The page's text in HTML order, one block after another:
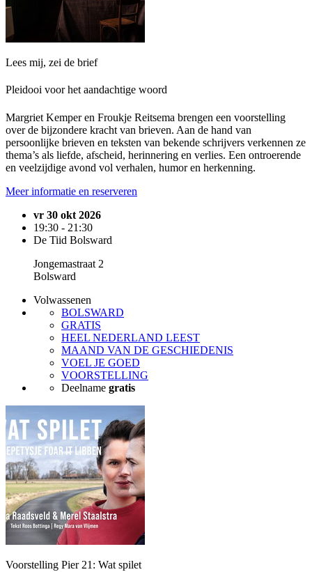
Lees mij, zei de brief
Pleidooi voor het aandachtige woord
Margriet Kemper en Froukje Reitsema brengen een voorstelling
over de bijzondere kracht van brieven. Aan de hand van
persoonlijke brieven en teksten van bekende schrijvers verkennen ze
thema’s als liefde, afscheid, herinnering en verlies. Een ontroerende
en veelzijdige avond vol verhalen, humor en herkenning.
Meer informatie en reserveren
vr 30 okt 2026
19:30 - 21:30
De Tiid Bolsward
Jongemastraat 2
Bolsward
Volwassenen
BOLSWARD
GRATIS
HEEL NEDERLAND LEEST
MAAND VAN DE GESCHIEDENIS
VOEL JE GOED
VOORSTELLING
Deelname gratis
Voorstelling Pier 21: Wat spilet